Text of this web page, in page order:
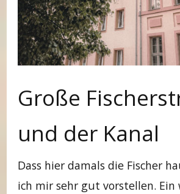
Große
und der Kanal
Dass hier damals die Fischer
ich mir sehr gut vorstellen. Ein